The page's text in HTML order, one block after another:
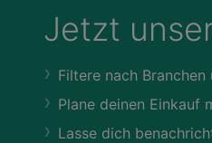
Jetzt
Filtere nach
Plane deinen Einkauf
Lasse dich